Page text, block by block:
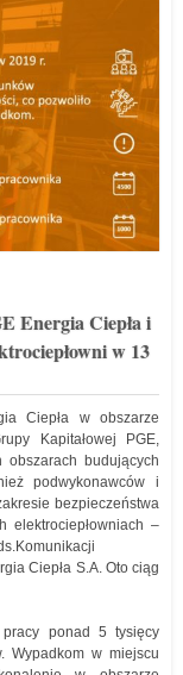
Energia Ciepła i
w 13
Ciepła w obszarze
Kapitałowej PGE,
obszarach budujących
podwykonawców i
bezpieczeństwa
–
Ciepła S.A. Oto ciąg
ponad 5 tysięcy
Wypadkom w miejscu